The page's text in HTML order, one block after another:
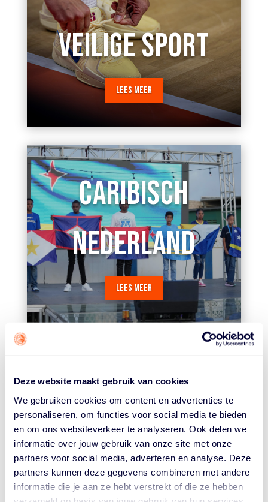
Deze website maakt gebruik van cookies
We gebruiken cookies om content en advertenties te
personaliseren, om functies voor social media te bieden
en om ons websiteverkeer te analyseren. Ook delen we
informatie over jouw gebruik van onze site met onze
partners voor social media, adverteren en analyse. Deze
partners kunnen deze gegevens combineren met andere
informatie die je aan ze hebt verstrekt of die ze hebben
VEILIGE SPORT
LEES MEER
CARIBISCH
NEDERLAND
LEES MEER
NIEUWSOVERZICHT